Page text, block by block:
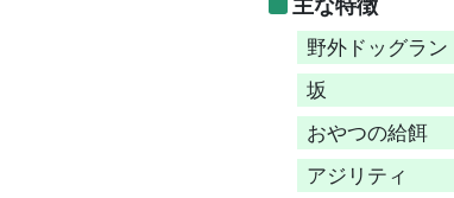
主な特徴
野外ドッグラン
坂
おやつの給餌
アジリティ